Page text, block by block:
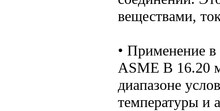
веществами,
• Применение
ASME B 16.20
диапазоне
температуры и